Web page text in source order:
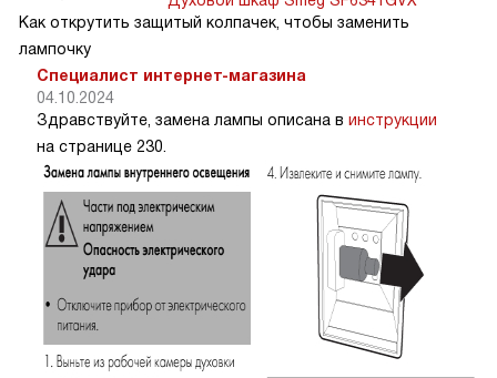
Как открутить защитый колпачек, чтобы заменить
лампочку
Специалист интернет-магазина
04.10.2024
Здравствуйте, замена лампы описана в инструкции
на странице 230.